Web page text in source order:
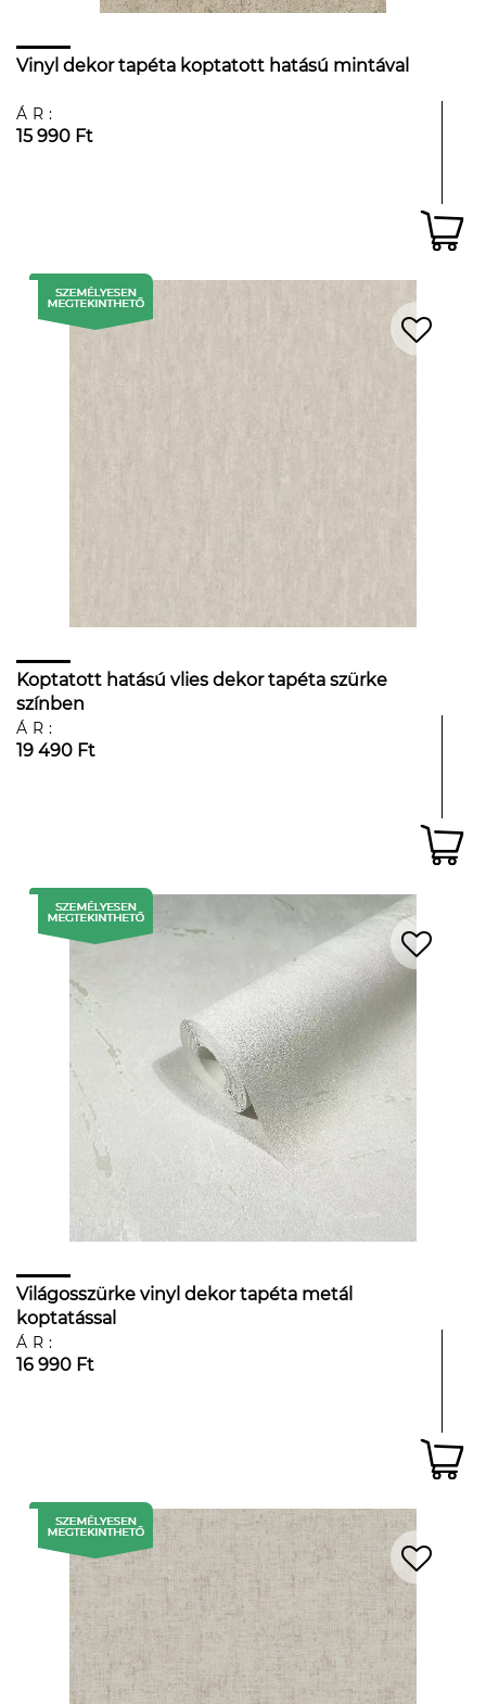
Vinyl dekor tapéta koptatott hatású mintával
ÁR:
15 990 Ft
Koptatott hatású vlies dekor tapéta szürke
színben
ÁR:
19 490 Ft
Világosszürke vinyl dekor tapéta metál
koptatással
ÁR:
16 990 Ft